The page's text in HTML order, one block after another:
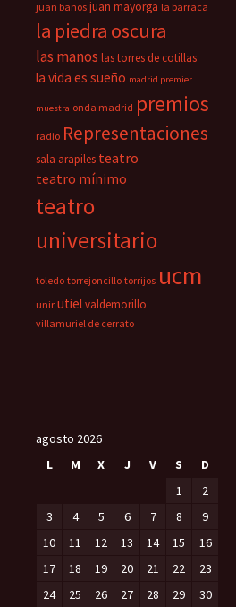
juan baños juan mayorga la barraca
la piedra oscura
las manos las torres de cotillas
la vida es sueño madrid premier
muestra onda madrid premios
radio Representaciones
sala arapiles teatro
teatro mínimo
teatro
universitario
toledo torrejoncillo torrijos ucm
unir utielvaldemorillo
villamuriel de cerrato
agosto 2026
L
M X J V S
D
1
2
3
4 5 6 7 8
9
10
11 12 13 14 15
16
17
18 19 20 21 22
23
24
25 26 27 28 29 30